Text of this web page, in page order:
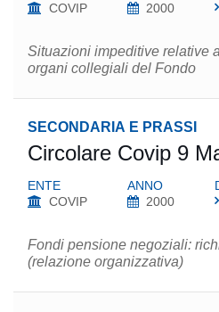
COVIP
2000
Situazioni impeditive relative
organi collegiali del Fondo
SECONDARIA E PRASSI
Circolare Covip 9
ENTE
COVIP
ANNO
2000
Fondi pensione negoziali:
(relazione organizzativa)